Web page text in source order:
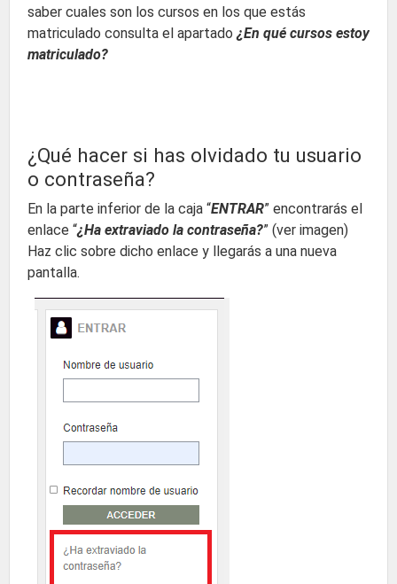
saber cuales son los cursos en los que estás
matriculado consulta el apartado¿En qué cursos estoy
matriculado?
¿Qué hacer si has olvidado tu usuario
o contraseña?
En la parte inferior de la caja “ENTRAR” encontrarás el
enlace “¿Ha extraviado la contraseña?” (ver imagen)
Haz clic sobre dicho enlace y llegarás a una nueva
pantalla.